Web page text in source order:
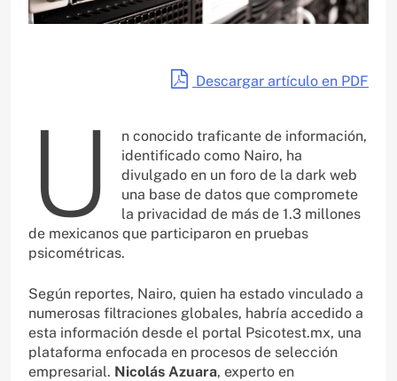
Descargar artículo en PDF
U
n conocido traficante de información,
identificado como Nairo, ha
divulgado en un foro de la dark web
una base de datos que compromete
la privacidad de más de 1.3 millones
de mexicanos que participaron en pruebas
psicométricas.
Según reportes, Nairo, quien ha estado vinculado a
numerosas filtraciones globales, habría accedido a
esta información desde el portal Psicotest.mx, una
plataforma enfocada en procesos de selección
empresarial. Nicolás Azuara, experto en